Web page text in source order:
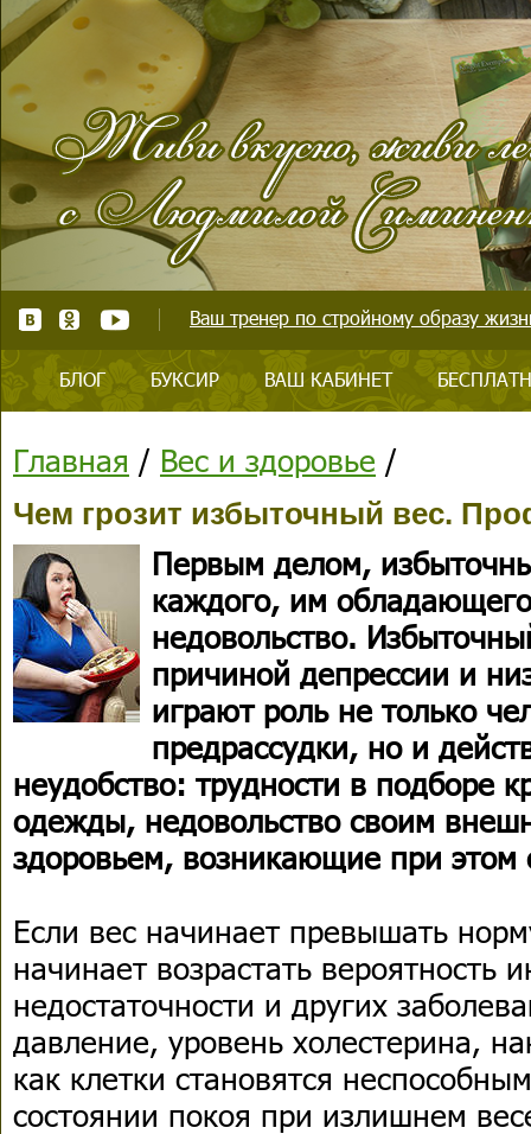
Ваш тренер по стройному образу
БЛОГ БУКСИР ВАШ КАБИНЕТ
Главная / Вес и здоровье /
Чем грозит избыточный вес.
Первым делом,
каждого, им
недовольство.
причиной депрессии и
играют роль не только
предрассудки, но и
неудобство: трудности в подборе
одежды, недовольство своим
здоровьем, возникающие при этом
Если вес начинает превышать
начинает возрастать вероятность
недостаточности и других
давление, уровень холестерина,
как клетки становятся
состоянии покоя при излишнем